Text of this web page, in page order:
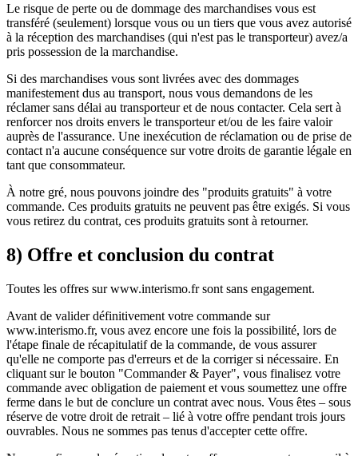
Le risque de perte ou de dommage des marchandises vous est
transféré (seulement) lorsque vous ou un tiers que vous avez autorisé
à la réception des marchandises (qui n'est pas le transporteur) avez/a
pris possession de la marchandise.
Si des marchandises vous sont livrées avec des dommages
manifestement dus au transport, nous vous demandons de les
réclamer sans délai au transporteur et de nous contacter. Cela sert à
renforcer nos droits envers le transporteur et/ou de les faire valoir
auprès de l'assurance. Une inexécution de réclamation ou de prise de
contact n'a aucune conséquence sur votre droits de garantie légale en
tant que consommateur.
À notre gré, nous pouvons joindre des "produits gratuits" à votre
commande. Ces produits gratuits ne peuvent pas être exigés. Si vous
vous retirez du contrat, ces produits gratuits sont à retourner.
8) Offre et conclusion du contrat
Toutes les offres sur www.interismo.fr sont sans engagement.
Avant de valider définitivement votre commande sur
www.interismo.fr, vous avez encore une fois la possibilité, lors de
l'étape finale de récapitulatif de la commande, de vous assurer
qu'elle ne comporte pas d'erreurs et de la corriger si nécessaire. En
cliquant sur le bouton "Commander & Payer", vous finalisez votre
commande avec obligation de paiement et vous soumettez une offre
ferme dans le but de conclure un contrat avec nous. Vous êtes – sous
réserve de votre droit de retrait – lié à votre offre pendant trois jours
ouvrables. Nous ne sommes pas tenus d'accepter cette offre.